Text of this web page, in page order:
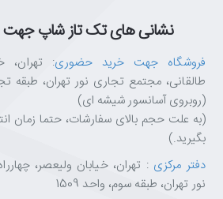
نشانی های تک تاز شاپ
فروشگاه جهت خرید حضوری: تهران،
(روبروی آسانسور شیشه ای)
بگیرید.)
دفتر مرکزی : تهران، خیابان ولیعصر،
نور تهران، طبقه سوم، واحد 1509